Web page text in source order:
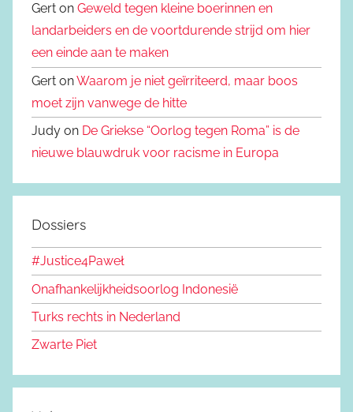
Gert on Geweld tegen kleine boerinnen en
landarbeiders en de voortdurende strijd om hier
een einde aan te maken
Gert onWaarom je niet geïrriteerd, maar boos
moet zijn vanwege de hitte
Judy on De Griekse “Oorlog tegen Roma” is de
nieuwe blauwdruk voor racisme in Europa
Dossiers
#Justice4Paweł
Onafhankelijkheidsoorlog Indonesië
Turks rechts in Nederland
Zwarte Piet